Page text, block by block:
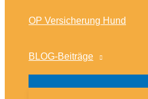
OP Versicherung Hund
BLOG-Beiträge